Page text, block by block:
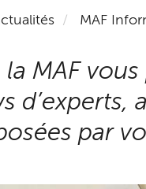
MAF
la MAF
d’experts,
par